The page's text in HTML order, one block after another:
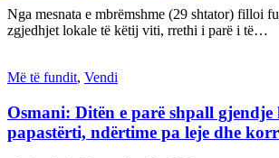
Nga mesnata e mbrëmshme (29 shtator) filloi
zgjedhjet lokale të këtij viti, rrethi i parë i të…
Më të fundit, Vendi
Osmani: Ditën e parë shpall gjendje
papastërti, ndërtime pa leje dhe